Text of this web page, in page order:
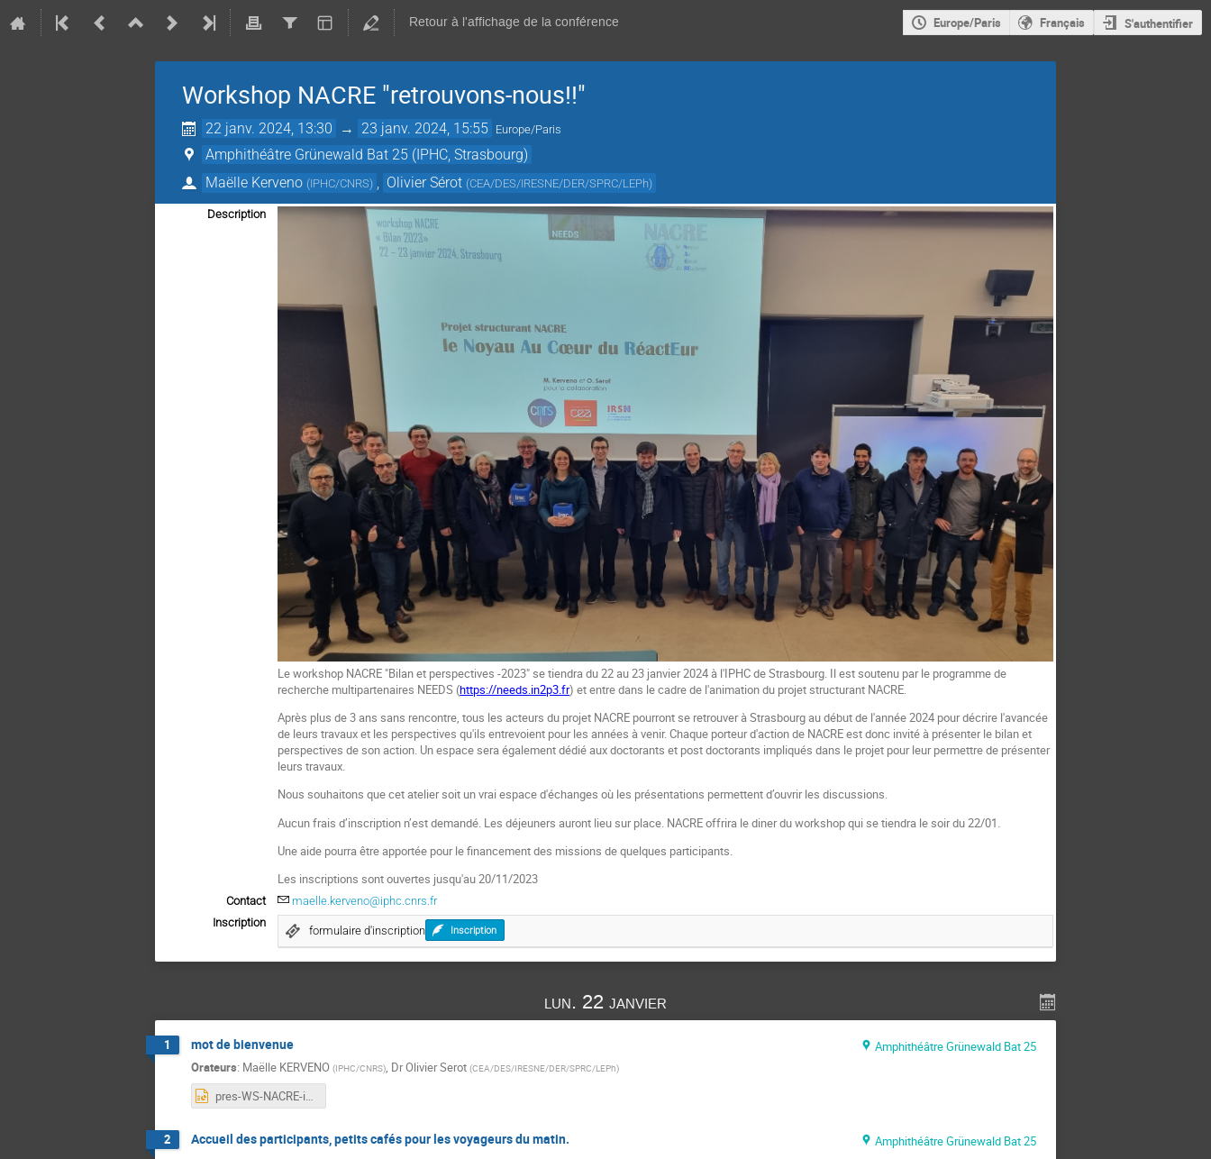
Retour à l'affichage de la conférence Europe/Paris Français S'authentifier
Workshop NACRE "retrouvons-nous!!"
22 janv. 2024, 13:30 → 23 janv. 2024, 15:55 Europe/Paris
Amphithéâtre Grünewald Bat 25 (IPHC, Strasbourg)
Maëlle Kerveno (IPHC/CNRS) Olivier Sérot (CEA/DES/IRESNE/DER/SPRC/LEPh)
Description
Le workshop NACRE "Bilan et perspectives -2023" se tiendra du 22 au 23 janvier 2024 à l'IPHC de Strasbourg. Il est soutenu par le programme de
recherche multipartenaires NEEDS (https://needs.in2p3.fr) et entre dans le cadre de l'animation du projet structurant NACRE.
Après plus de 3 ans sans rencontre, tous les acteurs du projet NACRE pourront se retrouver à Strasbourg au début de l'année 2024 pour décrire l'avancée
de leurs travaux et les perspectives qu'ils entrevoient pour les années à venir.Chaque porteur d'action de NACRE est donc invité à présenter le bilan et
perspectives de son action. Un espace sera également dédié aux doctorants et post doctorants impliqués dans le projet pour leur permettre de présenter
leurs travaux.
Nous souhaitons que cet atelier soit un vrai espace d'échanges où les présentations permettent d’ouvrir les discussions.
Aucun frais d’inscription n’est demandé. Les déjeuners auront lieu sur place. NACRE offrira le diner du workshop qui se tiendra le soir du 22/01.
Une aide pourra être apportée pour le financement des missions de quelques participants.
Les inscriptions sont ouvertes jusqu'au 20/11/2023
Contact
maelle.kerveno@iphc.cnrs.fr
Inscription
formulaire d'inscription Inscription
lun. 22 janvier
1 mot de bienvenue
Amphithéâtre Grünewald Bat 25
Orateurs: Maëlle KERVENO (IPHC/CNRS), DrOlivier Serot (CEA/DES/IRESNE/DER/SPRC/LEPh)
pres-WS-NACRE-intro-MKerveno.pptx
2 Accueil des participants, petits cafés pour les voyageurs du matin.
Amphithéâtre Grünewald Bat 25